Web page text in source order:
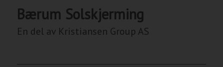
Bærum Solskjerming
En del av Kristiansen Group AS